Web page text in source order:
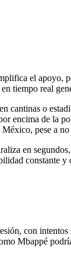
el apoyo,
tiempo real
o
encima de la
pese a
en
constante
con
Mbappé